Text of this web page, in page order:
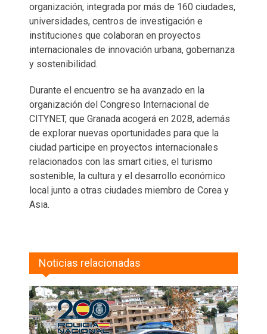
organización, integrada por más de 160 ciudades,
universidades, centros de investigación e
instituciones que colaboran en proyectos
internacionales de innovación urbana, gobernanza
y sostenibilidad.
Durante el encuentro se ha avanzado en la
organización del Congreso Internacional de
CITYNET, que Granada acogerá en 2028, además
de explorar nuevas oportunidades para que la
ciudad participe en proyectos internacionales
relacionados con las smart cities, el turismo
sostenible, la cultura y el desarrollo económico
local junto a otras ciudades miembro de Corea y
Asia.
Noticias relacionadas